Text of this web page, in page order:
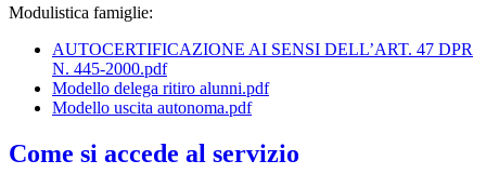
Modulistica famiglie:
AUTOCERTIFICAZIONE AI SENSI DELL’ART. 47 DPR
N. 445-2000.pdf
Modello delega ritiro alunni.pdf
Modello uscita autonoma.pdf
Come si accede al servizio